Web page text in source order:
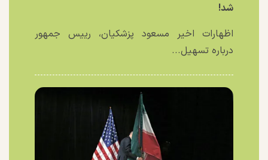
شد!
اظهارات اخیر مسعود پزشکیان، رییس جمهور
درباره تسهیل...